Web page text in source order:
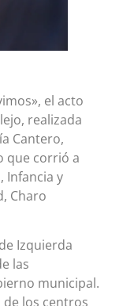
el acto
realizada
Cantero,
que corrió a
Infancia y
Charo
Izquierda
las
municipal.
de los centros